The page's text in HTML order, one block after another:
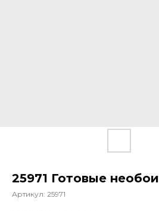
25971 Готовые необои
Артикул: 25971